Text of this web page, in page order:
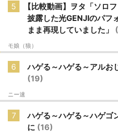
5
【比較動画】ヲタ「ソロ
披露した光GENJIのパフ
まま再現していました」
モ娘（狼）
6
ハゲる～ハゲる～アルお
(19)
ニー速
7
ハゲる～ハゲる～ハゲゴ
に (16)